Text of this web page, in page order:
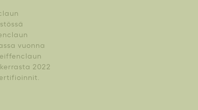
vuonna
2022